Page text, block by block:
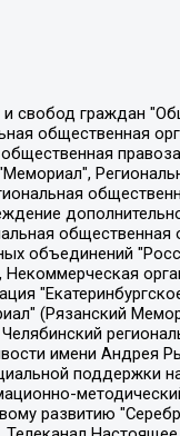
Андрей Викторович, Бекбулатова Таисия Львовна, Беляев Иван Михайлович, Владыкина Елена Сергеевна, Гельман Марат Александрович, Никульшина Вероника Юрьевна, Толоконникова Надежда Андреевна, Шендерович Виктор Анатольевич, Общество с ограниченной ответственностью "Данное сообщение", Общество с ограниченной ответственностью Издательский дом "Новая глава", Айнбиндер Александра Александровна, Московский комьюнити-центр для ЛГБТ+инициатив, Благотворительный фонд развития филантропии, Deutsche Welle (Германия, Kurt-Schumacher-Strasse 3, 53113 Bonn), Борзунова Мария Михайловна, Воробьев Виктор Викторович, Голубева Анна Львовна, Константинова Алла Михайловна, Малкова Ирина Владимировна, Мурадов Мурад Абдулгалимович, Осетинская Елизавета Николаевна, Понасенков Евгений Николаевич, Ганапольский Матвей Юрьевич, Киселев Евгений Алексеевич, Борухович Ирина Григорьевна, Дремин Иван Тимофеевич, Дубровский Дмитрий Викторович, Красноярская региональная общественная организация поддержки и развития альтернативных образовательных технологий и межкультурных коммуникаций "ИНТЕРРА", Маяковская Екатерина Алексеевна, Фейгин Марк Захарович, Филимонов Андрей Викторович, Дзугкоева Регина Николаевна, Доброхотов Роман Александрович,